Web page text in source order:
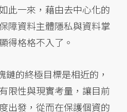
此一來，藉由去中心化的
障資料主體隱私與資料掌
得格格不入了。
鏈的終極目標是相近的，
限性與現實考量，讓目前
出發，從而在保護個資的